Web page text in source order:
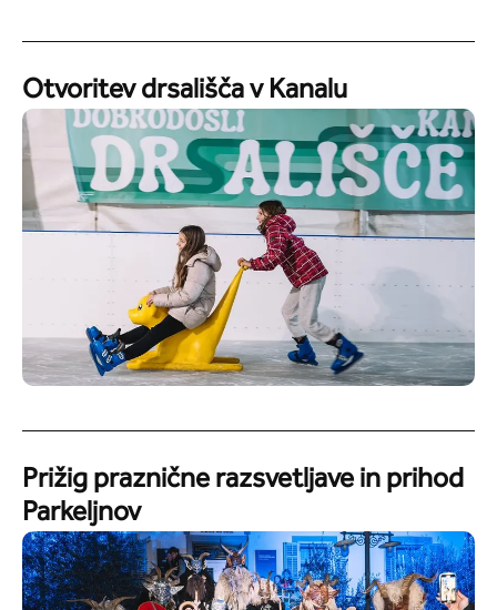
Otvoritev drsališča v Kanalu
Prižig praznične razsvetljave in prihod
Parkeljnov